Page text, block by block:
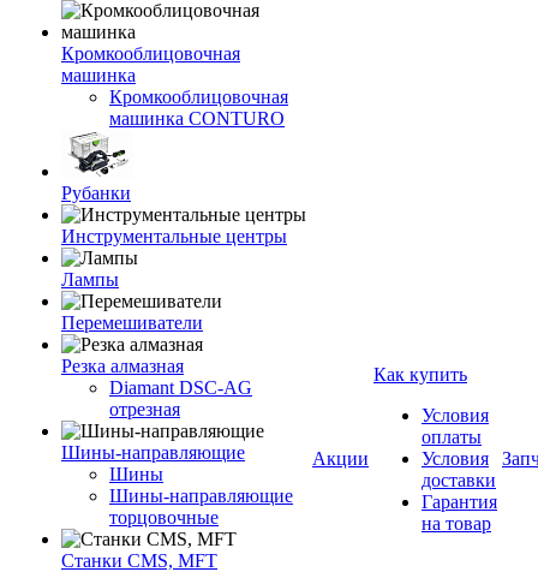
Кромкооблицовочная
машинка
Кромкооблицовочная
машинка CONTURO
Рубанки
Инструментальные центры
Лампы
Перемешиватели
Резка алмазная
Diamant DSC-AG
отрезная
Шины-направляющие
Шины
Шины-направляющие
торцовочные
Станки CMS, MFT
Акции
Как купить
Условия
оплаты
Условия
доставки
Гарантия
на товар